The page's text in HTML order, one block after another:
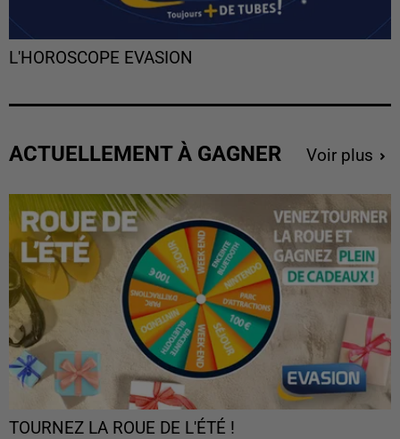
L'HOROSCOPE EVASION
ACTUELLEMENT À GAGNER Voir plus
TOURNEZ LA ROUE DE L'ÉTÉ !